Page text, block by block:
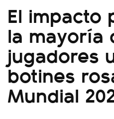
El impacto
la mayoría
jugadores
botines
Mundial